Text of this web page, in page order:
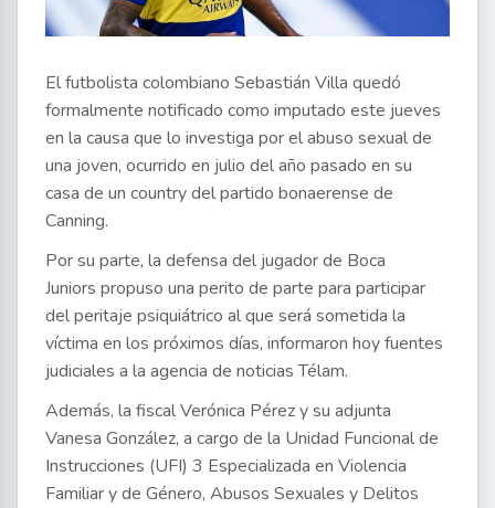
El futbolista colombiano Sebastián Villa quedó
formalmente notificado como imputado este jueves
en la causa que lo investiga por el abuso sexual de
una joven, ocurrido en julio del año pasado en su
casa de un country del partido bonaerense de
Canning.
Por su parte, la defensa del jugador de Boca
Juniors propuso una perito de parte para participar
del peritaje psiquiátrico al que será sometida la
víctima en los próximos días, informaron hoy fuentes
judiciales a la agencia de noticias Télam.
Además, la fiscal Verónica Pérez y su adjunta
Vanesa González, a cargo de la Unidad Funcional de
Instrucciones (UFI) 3 Especializada en Violencia
Familiar y de Género, Abusos Sexuales y Delitos